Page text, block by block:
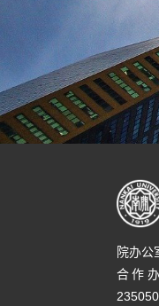
院办公
合作